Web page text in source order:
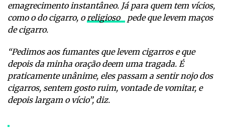
emagrecimento instantâneo. Já para quem tem vícios,
como o do cigarro, oreligioso
pede que levem maços
de cigarro.
“Pedimos aos fumantes que levem cigarros e que
depois da minha oração deem uma tragada. É
praticamente unânime, eles passam a sentir nojo dos
cigarros, sentem gosto ruim, vontade de vomitar, e
depois largam o vício”, diz.